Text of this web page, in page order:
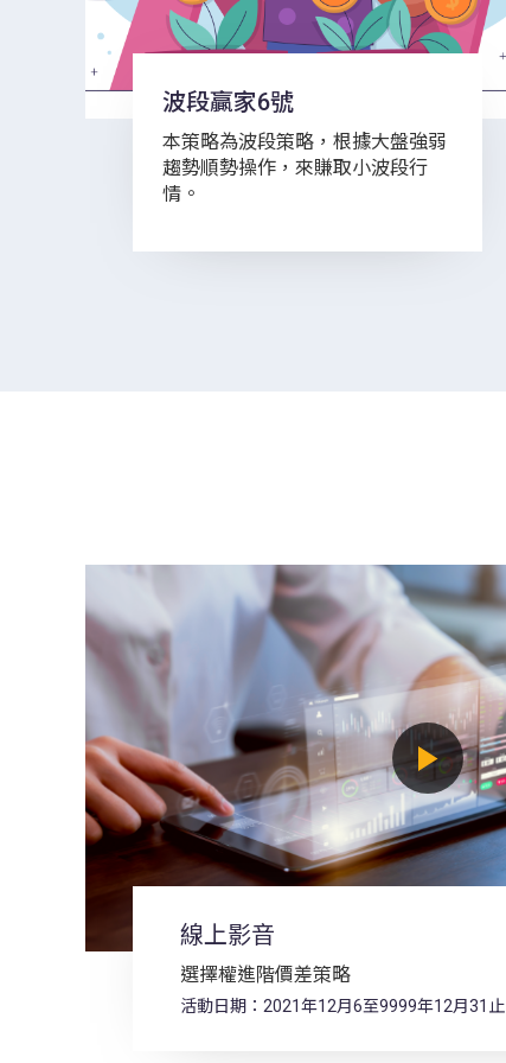
波段贏家6號
本策略為波段策略，根據大盤強弱
趨勢順勢操作，來賺取小波段行
情。
線上影音
選擇權進階價差策略
活動日期：2021年12月6至9999年12月31止